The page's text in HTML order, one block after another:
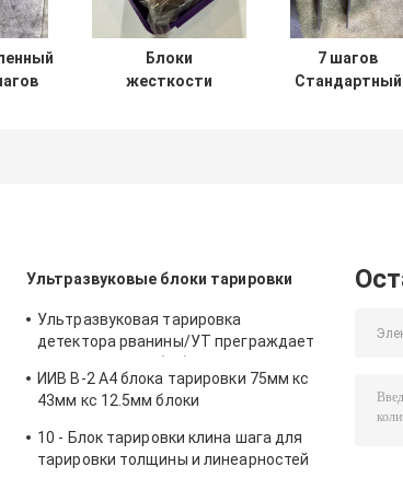
Блоки
жесткости
7 шагов
Стандартный
Ультразвуковые блоки тарировки
Ультразвуковая тарировка
детектора рванины/УТ преграждает
тип ДИН ИИВ В1 (А2) 54-120 БС2704
ИИВ В-2 А4 блока тарировки 75мм кс
43мм кс 12.5мм блоки
теста
10 - Блок тарировки клина шага для
тарировки толщины и линеарностей